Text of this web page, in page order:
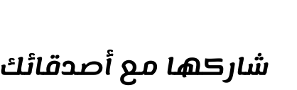
شاركها مع أصدقائك